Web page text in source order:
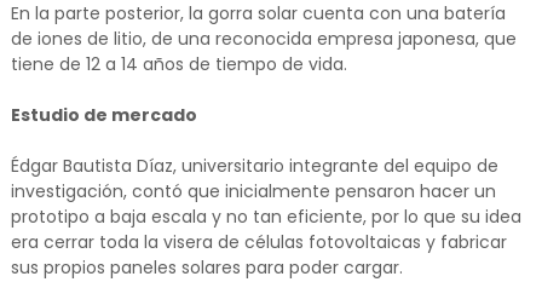
En la parte posterior, la gorra solar cuenta con una batería
de iones de litio, de una reconocida empresa japonesa, que
tiene de 12 a 14 años de tiempo de vida.
Estudio de mercado
Édgar Bautista Díaz, universitario integrante del equipo de
investigación, contó que inicialmente pensaron hacer un
prototipo a baja escala y no tan eficiente, por lo que su idea
era cerrar toda la visera de células fotovoltaicas y fabricar
sus propios paneles solares para poder cargar.